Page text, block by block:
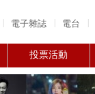
電子雜誌 電台
投票活動